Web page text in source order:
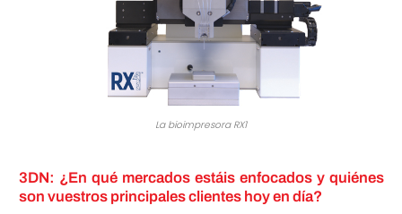
La bioimpresora RX1
3DN: ¿En qué mercados estáis enfocados y quiénes
son vuestros principales clientes hoy en día?